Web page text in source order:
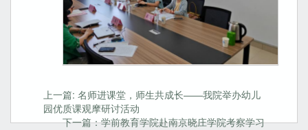
上一篇: 名师进课堂，师生共成长——我院举办幼儿
园优质课观摩研讨活动
下一篇：学前教育学院赴南京晓庄学院考察学习